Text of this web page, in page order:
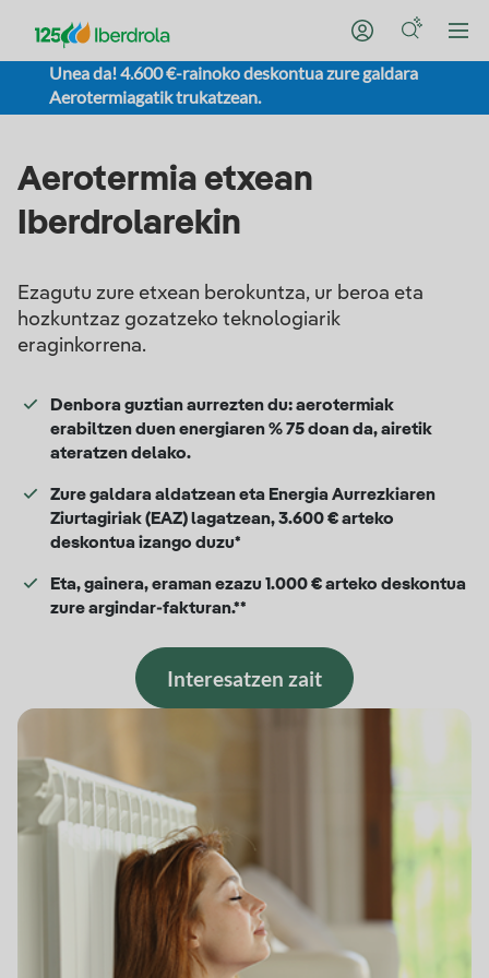
Unea da! 4.600 €-rainoko deskontua zure galdara
Aerotermiagatik trukatzean.
Aerotermia etxean
Iberdrolarekin
Ezagutu zure etxean berokuntza, ur beroa eta
hozkuntzaz gozatzeko teknologiarik
eraginkorrena.
Denbora guztian aurrezten du: aerotermiak
erabiltzen duen energiaren % 75 doan da, airetik
ateratzen delako.
Zure galdara aldatzean eta Energia Aurrezkiaren
Ziurtagiriak (EAZ) lagatzean, 3.600 € arteko
deskontua izango duzu*
Eta, gainera, eraman ezazu 1.000 € arteko deskontua
zure argindar-fakturan.**
Interesatzen zait